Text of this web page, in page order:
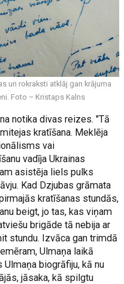
un rokraksti atklāj gan krājuma
Foto – Kristaps Kalns
notika divas reizes. "Tā
kratīšana. Meklēja
vai
vadīja Ukrainas
asistēja liels pulks
Kad Dzjubas grāmata
kratīšanas stundās,
beigt, jo tas, kas viņam
brigāde tā nebija ar
stundu. Izvāca gan trimdā
Ulmaņa laikā
biogrāfiju, kā nu
jāsaka, kā spilgtu